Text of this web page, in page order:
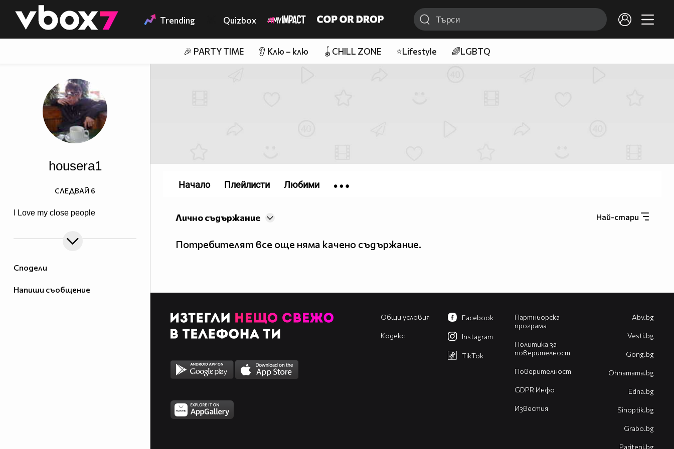
👾 Trending Quizbox
🎉 PARTY TIME 👂 Клю – клю 🪀CHILL ZONE ⭐Lifestyle 🌈LGBTQ
Сподели
Напиши съобщение
housera1
I Love my close people
СЛЕДВАЙ 6
Най-стари
Лично съдържание
Потребителят все още няма качено съдържание.
Начало Плейлисти Любими
Общи условия
Кодекс
Партньорска
програма
Политика за
поверителност
Поверителност
GDPR Инфо
Известия
Facebook
Instagram
TikTok
Abv.bg
Vesti.bg
Gong.bg
Оhnamama.bg
Edna.bg
Sinoptik.bg
Grabo.bg
Pariteni.bg